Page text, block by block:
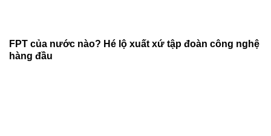
FPT của nước nào? Hé lộ xuất xứ tập đoàn công nghệ
hàng đầu